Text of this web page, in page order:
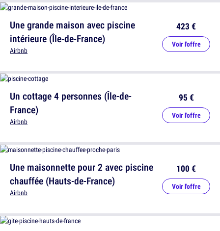
Une grande maison avec piscine
intérieure (Île-de-France)
Airbnb
423 €
Voir l'offre
Une maisonnette pour 2 avec piscine
chauffée (Hauts-de-France)
Airbnb
100 €
Voir l'offre
Un cottage 4 personnes (Île-de-
France)
Airbnb
95 €
Voir l'offre